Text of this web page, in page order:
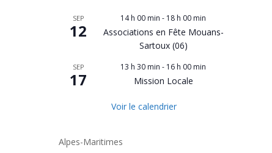
SEP
12
14 h 00 min - 18 h 00 min
Associations en Fête Mouans-
Sartoux (06)
SEP
17
13 h 30 min - 16 h 00 min
Mission Locale
Voir le calendrier
Alpes-Maritimes